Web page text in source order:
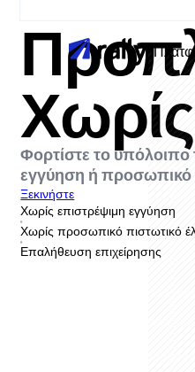
Φορτίστε το υπόλοιπο
εγγύηση ή προσωπικό
Ξεκινήστε
Χωρίς επιστρέψιμη εγγύηση
Χωρίς προσωπικό πιστωτικό
Επαλήθευση επιχείρησης